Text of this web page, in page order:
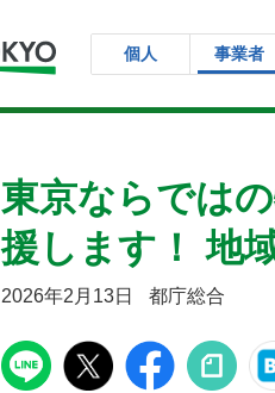
個人 事業者
東京ならでは
援します！ 地
2026年2月13日 都庁総合